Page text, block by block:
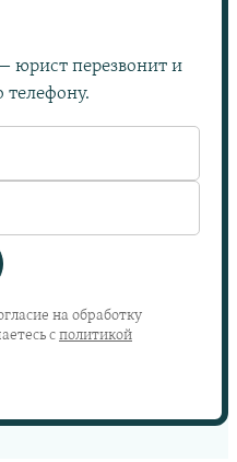
юрист перезвонит и
телефону.
на обработку
с политикой